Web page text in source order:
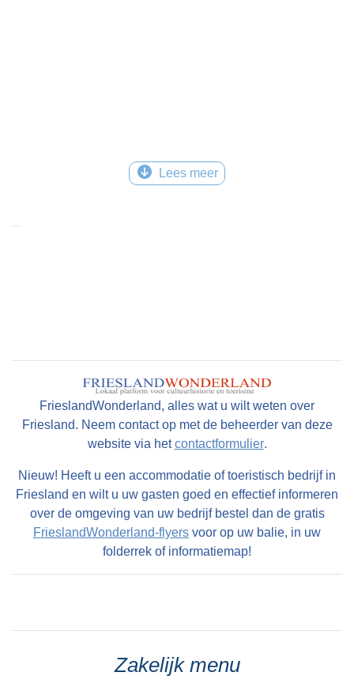
Lees meer
FrieslandWonderland, alles wat u wilt weten over
Friesland. Neem contact op met de beheerder van deze
website via hetcontactformulier.
Nieuw! Heeft u een accommodatie of toeristisch bedrijf in
Friesland en wilt u uw gasten goed en effectief informeren
over de omgeving van uw bedrijf bestel dan de gratis
FrieslandWonderland-flyers voor op uw balie, in uw
folderrek of informatiemap!
Zakelijk menu